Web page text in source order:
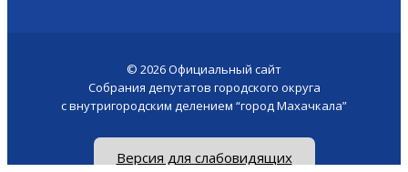
© 2026Официальный сайт
Собрания депутатов городского округа
с внутригородским делением “город Махачкала”
Версия для слабовидящих